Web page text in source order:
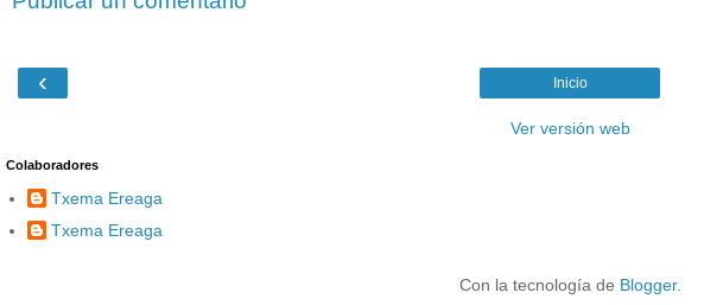
‹ Inicio
Ver versión web
Colaboradores
Txema Ereaga
Txema Ereaga
Con la tecnología de Blogger.